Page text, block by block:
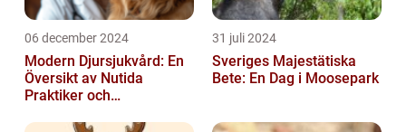
06 december 2024
Modern Djursjukvård: En
Översikt av Nutida
Praktiker och
31 juli 2024
Sveriges Majestätiska
Bete: En Dag i Moosepark